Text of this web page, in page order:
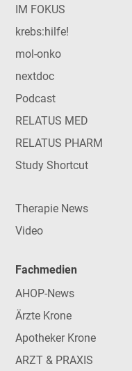
IM FOKUS
krebs:hilfe!
mol-onko
nextdoc
Podcast
RELATUS MED
RELATUS PHARM
Study Shortcut
Therapie News
Video
Fachmedien
AHOP-News
Ärzte Krone
Apotheker Krone
ARZT & PRAXIS